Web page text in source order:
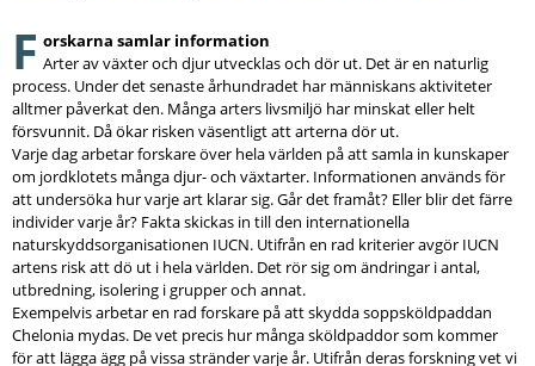
F orskarna samlar information
Arter av växter och djur utvecklas och dör ut. Det är en naturlig
process. Under det senaste århundradet har människans aktiviteter
alltmer påverkat den. Många arters livsmiljö har minskat eller helt
försvunnit. Då ökar risken väsentligt att arterna dör ut.
Varje dag arbetar forskare över hela världen på att samla in kunskaper
om jordklotets många djur- och växtarter. Informationen används för
att undersöka hur varje art klarar sig. Går det framåt? Eller blir det färre
individer varje år? Fakta skickas in till den internationella
naturskyddsorganisationen IUCN. Utifrån en rad kriterier avgör IUCN
artens risk att dö ut i hela världen. Det rör sig om ändringar i antal,
utbredning, isolering i grupper och annat.
Exempelvis arbetar en rad forskare på att skydda soppsköldpaddan
Chelonia mydas. De vet precis hur många sköldpaddor som kommer
för att lägga ägg på vissa stränder varje år. Utifrån deras forskning vet vi